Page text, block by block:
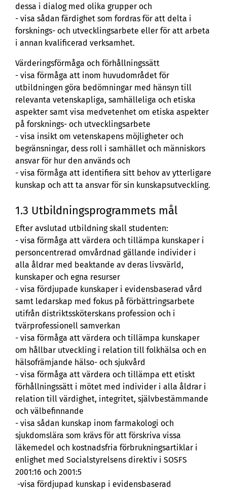
dessa i dialog med olika grupper och
- visa sådan färdighet som fordras för att delta i
forsknings- och utvecklingsarbete eller för att arbeta
i annan kvalificerad verksamhet.
Värderingsförmåga och förhållningssätt
- visa förmåga att inom huvudområdet för
utbildningen göra bedömningar med hänsyn till
relevanta vetenskapliga, samhälleliga och etiska
aspekter samt visa medvetenhet om etiska aspekter
på forsknings- och utvecklingsarbete
- visa insikt om vetenskapens möjligheter och
begränsningar, dess roll i samhället och människors
ansvar för hur den används och
- visa förmåga att identifiera sitt behov av ytterligare
kunskap och att ta ansvar för sin kunskapsutveckling.
1.3 Utbildningsprogrammets mål
Efter avslutad utbildning skall studenten:
- visa förmåga att värdera och tillämpa kunskaper i
personcentrerad omvårdnad gällande individer i
alla åldrar med beaktande av deras livsvärld,
kunskaper och egna resurser
- visa fördjupade kunskaper i evidensbaserad vård
samt ledarskap med fokus på förbättringsarbete
utifrån distriktssköterskans profession och i
tvärprofessionell samverkan
- visa förmåga att värdera och tillämpa kunskaper
om hållbar utveckling i relation till folkhälsa och en
hälsofrämjande hälso- och sjukvård
- visa förmåga att värdera och tillämpa ett etiskt
förhållningssätt i mötet med individer i alla åldrar i
relation till värdighet, integritet, självbestämmande
och välbefinnande
- visa sådan kunskap inom farmakologi och
sjukdomslära som krävs för att förskriva vissa
läkemedel och kostnadsfria förbrukningsartiklar i
enlighet med Socialstyrelsens direktiv i SOSFS
2001:16 och 2001:5
-visa fördjupad kunskap i evidensbaserad